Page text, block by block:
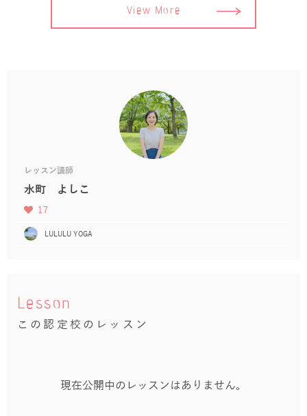
View More
レッスン講師
水町 よしこ
17
LULULU YOGA
Lesson
この認定校のレッスン
現在公開中のレッスンはありません。